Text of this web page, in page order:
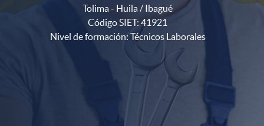
Tolima - Huila / Ibagué
Código SIET: 41921
Nivel de formación: Técnicos Laborales